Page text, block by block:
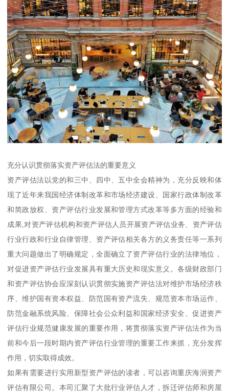
充分认识贯彻落实资产评估法的重要意义
资产评估法以党的和三中、四中、五中全会精神为，充分反映和体
现了近年来我国经济体制改革和市场经济建设、国家行政体制改革
和简政放权、资产评估行业发展和管理方式改革等多方面的经验和
成果,对资产评估机构和资产评估人员开展资产评估业务、资产评估
行业行政和行业自律管理、资产评估相关各方的义务责任等一系列
重大问题做出了明确规定，全面确立了资产评估行业的法律地位，
对促进资产评估行业发展具有重大历史和现实意义。各级财政部门
和资产评估协会应深刻认识贯彻实施资产评估法对维护市场经济秩
序、维护国有资本权益、防范国有资产流失、规范资本市场运作、
防范金融系统风险、保障社会公众利益和国家经济安全、促进资产
评估行业规范健康发展的重要作用，将贯彻落实资产评估法作为当
前和今后一段时期内资产评估行业管理的重要工作来抓，充分发挥
作用，切实取得成效。
如果有需要进行实用新型资产评估的读者，可以咨询重庆海润资产
评估有限公司。本司汇聚了大批行业评估人才，拆迁评估师和房屋